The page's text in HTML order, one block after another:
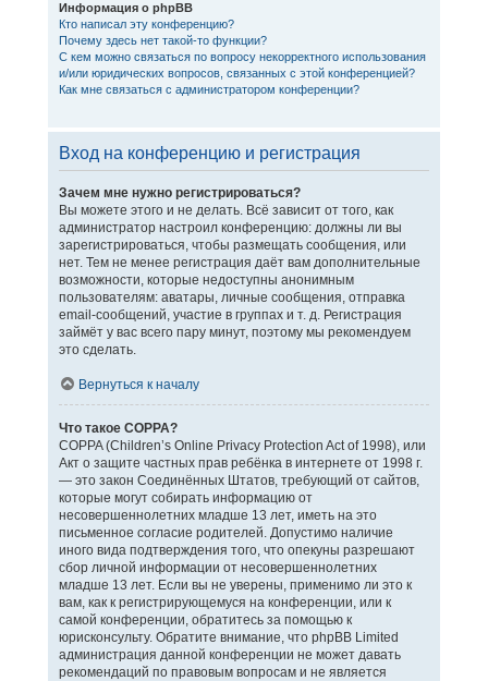
Информация о phpBB
Кто написал эту конференцию?
Почему здесь нет такой-то функции?
С кем можно связаться по вопросу некорректного использования
и/или юридических вопросов, связанных с этой конференцией?
Как мне связаться с администратором конференции?
Вход на конференцию и регистрация
Зачем мне нужно регистрироваться?
Вы можете этого и не делать. Всё зависит от того, как
администратор настроил конференцию: должны ли вы
зарегистрироваться, чтобы размещать сообщения, или
нет. Тем не менее регистрация даёт вам дополнительные
возможности, которые недоступны анонимным
пользователям: аватары, личные сообщения, отправка
email-сообщений, участие в группах и т. д. Регистрация
займёт у вас всего пару минут, поэтому мы рекомендуем
это сделать.
Вернуться к началу
Что такое COPPA?
COPPA (Children’s Online Privacy Protection Act of 1998), или
Акт о защите частных прав ребёнка в интернете от 1998 г.
— это закон Соединённых Штатов, требующий от сайтов,
которые могут собирать информацию от
несовершеннолетних младше 13 лет, иметь на это
письменное согласие родителей. Допустимо наличие
иного вида подтверждения того, что опекуны разрешают
сбор личной информации от несовершеннолетних
младше 13 лет. Если вы не уверены, применимо ли это к
вам, как к регистрирующемуся на конференции, или к
самой конференции, обратитесь за помощью к
юрисконсульту. Обратите внимание, что phpBB Limited
администрация данной конференции не может давать
рекомендаций по правовым вопросам и не является